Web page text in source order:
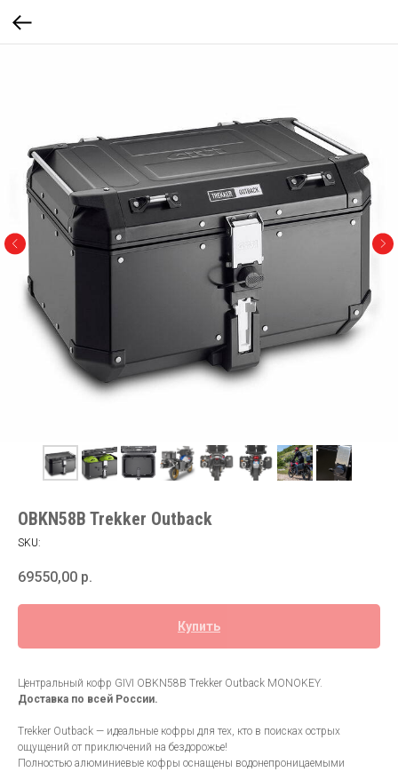
OBKN58B Trekker Outback
SKU:
69550,00 р.
Купить
Центральный кофр GIVI OBKN58B Trekker Outback MONOKEY.
Доставка по всей России.
Trekker Outback — идеальные кофры для тех, кто в поисках острых
ощущений от приключений на бездорожье!
Полностью алюминиевые кофры оснащены водонепроницаемыми